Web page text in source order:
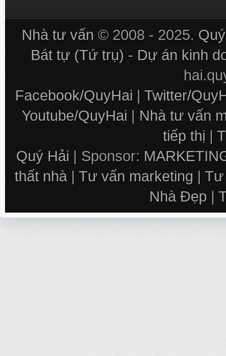
Nhà tư vấn © 2008 - 2025.
Bát tự (Tứ trụ) - Dự án kinh
Facebook/QuyHai | Twitter/
Youtube/QuyHai | Nhà tư vấn
tiếp thị |
Quý Hải | Sponsor:
thất nhà | Tư vấn marketing | Tư
Nhà Đẹp |